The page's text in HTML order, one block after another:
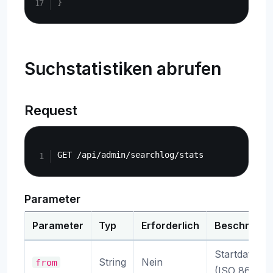
Suchstatistiken abrufen
Request
Parameter
Parameter Typ Erforderlich
from String Nein
Startdatum
(ISO 8601)